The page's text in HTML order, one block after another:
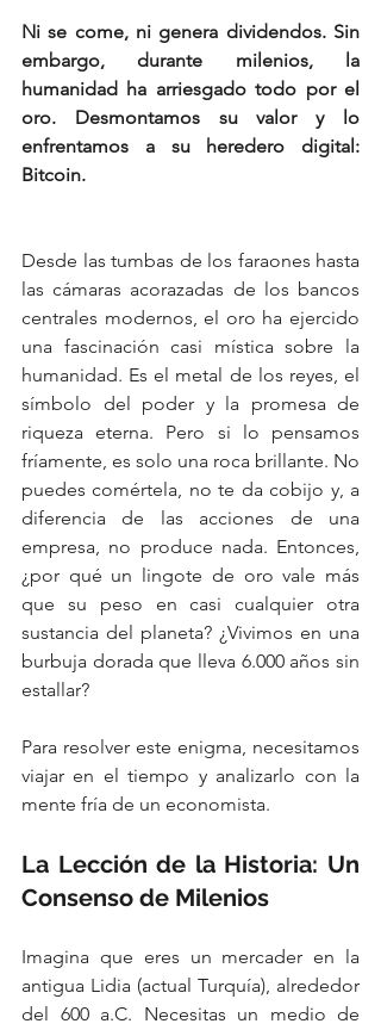
Ni se come, ni genera dividendos. Sin
embargo, durante milenios, la
humanidad ha arriesgado todo por el
oro. Desmontamos su valor y lo
enfrentamos a su heredero digital:
Bitcoin.
Desde las tumbas de los faraones hasta
las cámaras acorazadas de los bancos
centrales modernos, el oro ha ejercido
una fascinación casi mística sobre la
humanidad. Es el metal de los reyes, el
símbolo del poder y la promesa de
riqueza eterna. Pero si lo pensamos
fríamente, es solo una roca brillante. No
puedes comértela, no te da cobijo y, a
diferencia de las acciones de una
empresa, no produce nada. Entonces,
¿por qué un lingote de oro vale más
que su peso en casi cualquier otra
sustancia del planeta? ¿Vivimos en una
burbuja dorada que lleva 6.000 años sin
estallar?
Para resolver este enigma, necesitamos
viajar en el tiempo y analizarlo con la
mente fría de un economista.
La Lección de la Historia: Un
Consenso de Milenios
Imagina que eres un mercader en la
antigua Lidia (actual Turquía), alrededor
del 600 a.C. Necesitas un medio de